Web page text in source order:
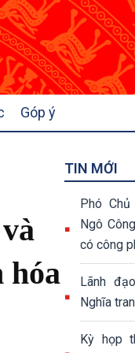
Góp ý
hóa
TIN MỚI
Phó
Ngô
có công
Lãnh
Nghĩa
Kỳ họp